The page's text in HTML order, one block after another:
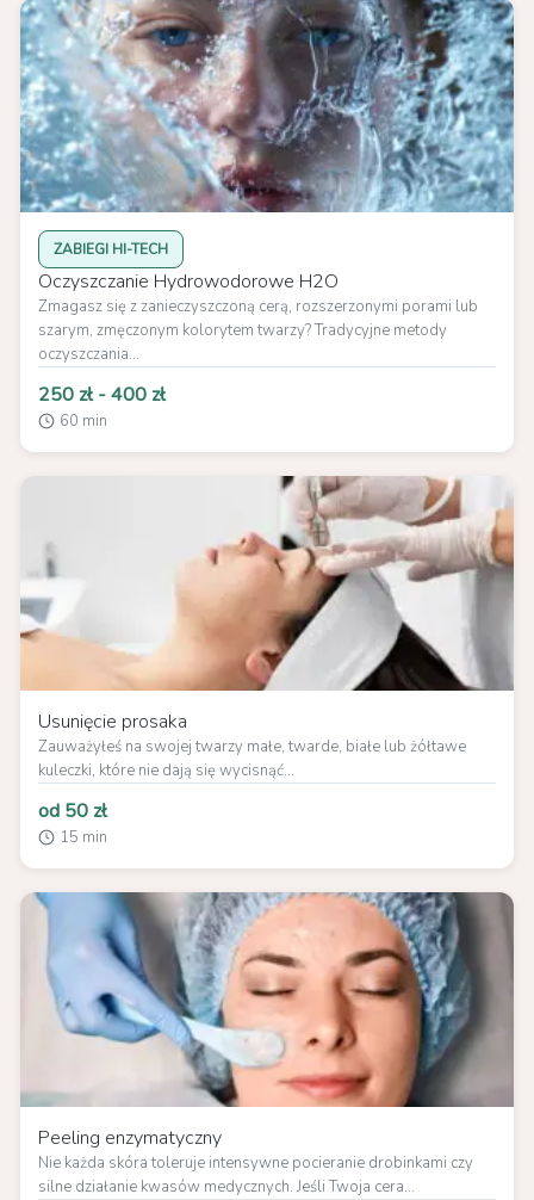
ZABIEGI HI-TECH
Oczyszczanie Hydrowodorowe H2O
Zmagasz się z zanieczyszczoną cerą, rozszerzonymi porami lub
szarym, zmęczonym kolorytem twarzy? Tradycyjne metody
oczyszczania...
250 zł - 400 zł
60 min
Usunięcie prosaka
Zauważyłeś na swojej twarzy małe, twarde, białe lub żółtawe
kuleczki, które nie dają się wycisnąć...
od 50 zł
15 min
Peeling enzymatyczny
Nie każda skóra toleruje intensywne pocieranie drobinkami czy
silne działanie kwasów medycznych. Jeśli Twoja cera...